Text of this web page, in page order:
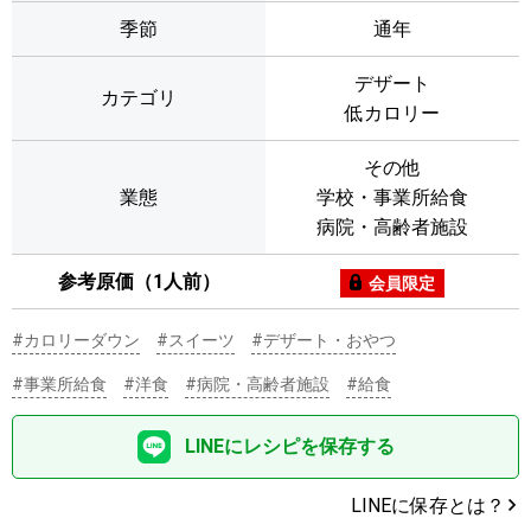
季節 通年
カテゴリ
デザート
低カロリー
業態
その他
学校・事業所給食
病院・高齢者施設
参考原価（1人前） 会員限定
#カロリーダウン #スイーツ #デザート・おやつ
#事業所給食 #洋食 #病院・高齢者施設 #給食
LINEにレシピを保存する
LINEに保存とは？